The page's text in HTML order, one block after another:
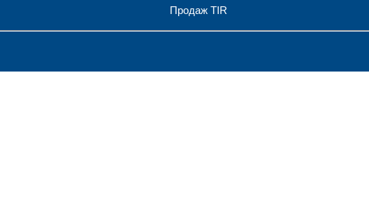
Продаж TIR